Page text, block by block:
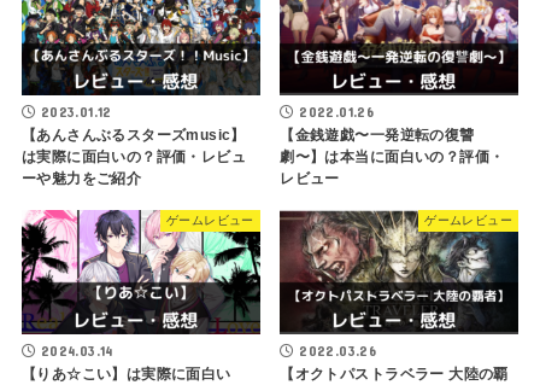
2023.01.12
【あんさんぶるスターズmusic】
は実際に面白いの？評価・レビュ
ーや魅力をご紹介
2022.01.26
【金銭遊戯〜一発逆転の復讐
劇〜】は本当に面白いの？評価・
レビュー
ゲームレビュー
2024.03.14
【りあ☆こい】は実際に面白い
ゲームレビュー
2022.03.26
【オクトパストラベラー 大陸の覇